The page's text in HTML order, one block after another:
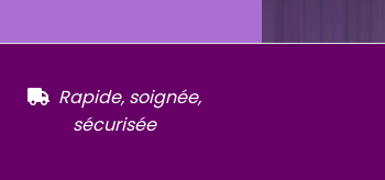
 Rapide, soignée,
sécurisée